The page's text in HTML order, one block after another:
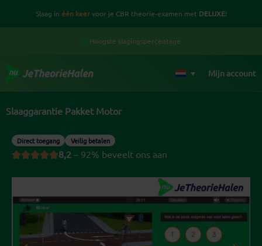
Slaag in één keervoor je CBR theorie-examen metDELUXE!
Hoogste slagingspercentage
Mijn account
Slaaggarantie Pakket Motor
Direct toegang Veilig betalen
8,2 – 92% beveelt ons aan